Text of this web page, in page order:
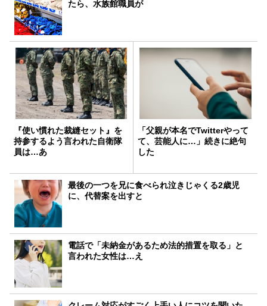
たら、水族館職員が
『使い慣れた裁縫セット』を
持参するよう言われた自衛隊
員は…あ
「父親が本名でTwitterやって
て、芸能人に…」続きに絶句
した
最後の一つを兄に食べられ泣きじゃくる2歳児
に、代替案を出すと
電話で「未納金があるため法的措置を取る」と
言われた女性は…え